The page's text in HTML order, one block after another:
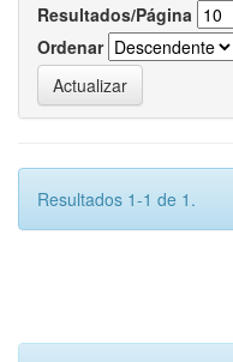
Resultados/Página
Ordenar
Resultados 1-1 de 1.